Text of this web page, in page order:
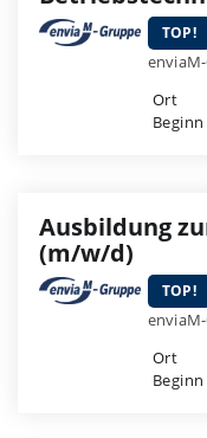
TOP!
Ort
Beginn
Ausbildung
(m/w/d)
TOP!
Ort
Beginn